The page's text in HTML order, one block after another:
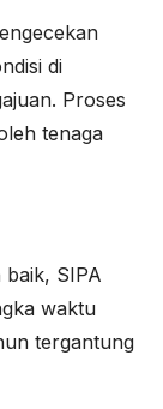
di
Proses
tenaga
SIPA
waktu
tergantung